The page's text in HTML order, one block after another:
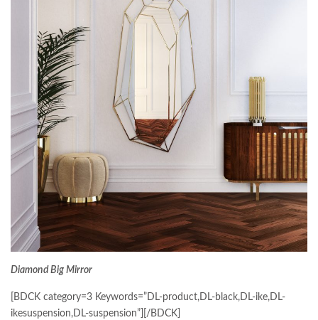
Diamond Big Mirror
[BDCK category=3 Keywords=”DL-product,DL-black,DL-ike,DL-
ikesuspension,DL-suspension”][/BDCK]